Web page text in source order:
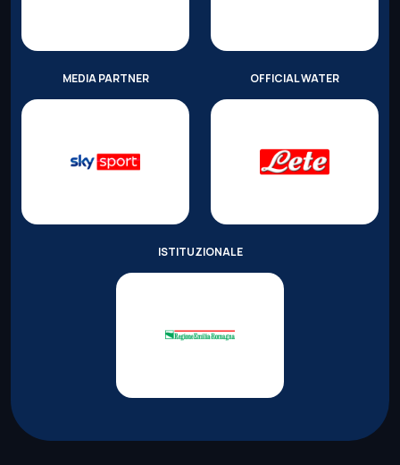
MEDIA PARTNER OFFICIAL WATER
ISTITUZIONALE